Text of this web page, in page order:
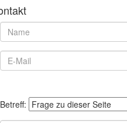
Betreff: